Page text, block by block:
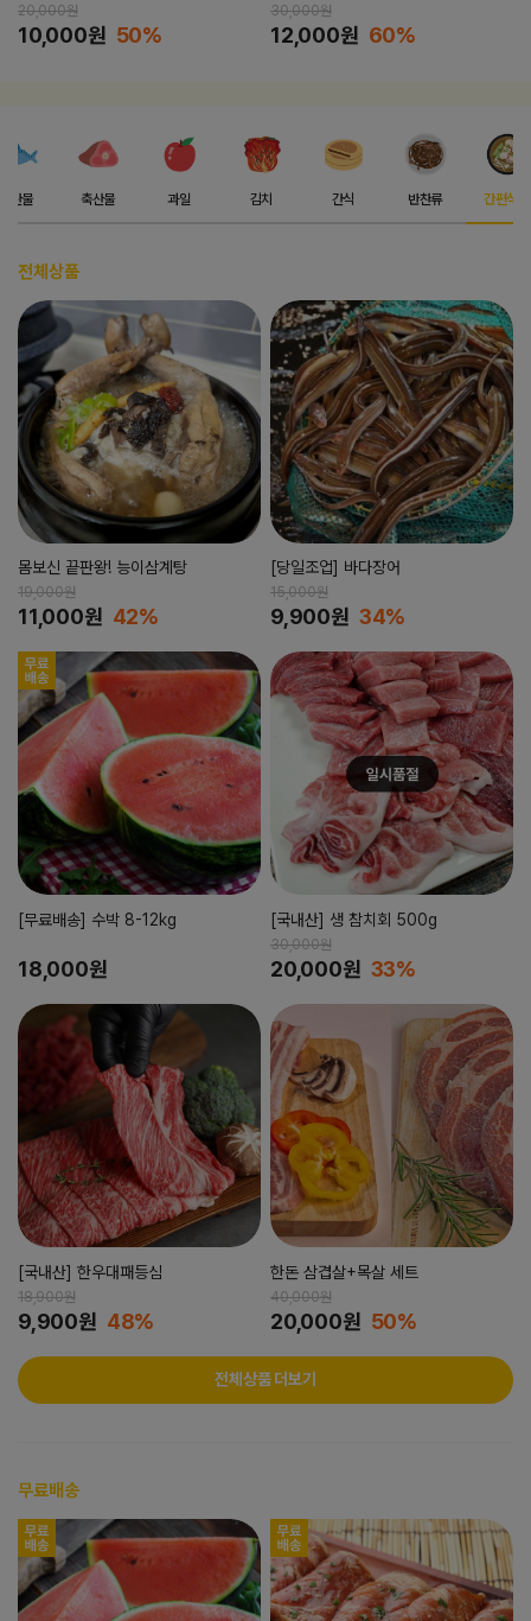
20,000원
10,000원 50%
30,000원
12,000원 60%
산물 축산물 과일 김치 간식 반찬류 간편식품
전체상품
몸보신 끝판왕! 능이삼계탕
19,000원
11,000원 42%
[당일조업] 바다장어
15,000원
9,900원 34%
[무료배송] 수박 8-12kg
18,000원
[국내산] 생 참치회 500g
30,000원
20,000원 33%
[국내산] 한우대패등심
18,900원
9,900원 48%
한돈 삼겹살+목살 세트
40,000원
20,000원 50%
전체상품 더보기
무료배송